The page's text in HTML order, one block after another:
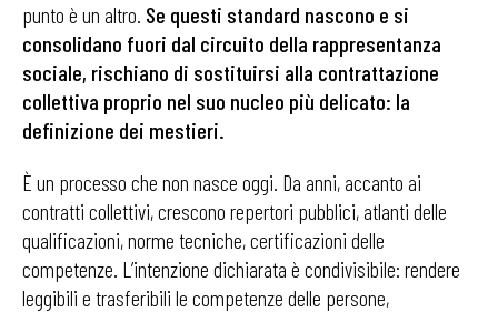
punto è un altro. Se questi standard nascono e si
consolidano fuori dal circuito della rappresentanza
sociale, rischiano di sostituirsi alla contrattazione
collettiva proprio nel suo nucleo più delicato: la
definizione dei mestieri.
È un processo che non nasce oggi. Da anni, accanto ai
contratti collettivi, crescono repertori pubblici, atlanti delle
qualificazioni, norme tecniche, certificazioni delle
competenze. L’intenzione dichiarata è condivisibile: rendere
leggibili e trasferibili le competenze delle persone,